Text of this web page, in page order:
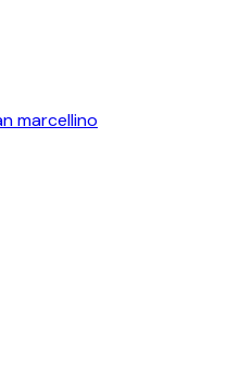
marcellino